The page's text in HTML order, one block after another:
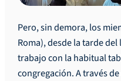
Pero, sin demora, los
Roma), desde la tarde
trabajo con la habitual
congregación. A través